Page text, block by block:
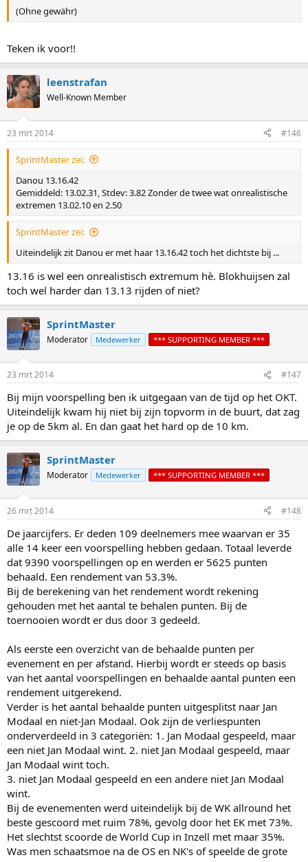
(Ohne gewähr)
Teken ik voor!!
leenstrafan
Well-Known Member
23 mrt 2014 #146
SprintMaster zei:
Danou 13.16.42
Gemiddeld: 13.02.31, Stdev: 3.82 Zonder de twee wat onrealistische
extremen 13.02.10 en 2.50
SprintMaster zei:
Uiteindelijk zit Danou er met haar 13.16.42 toch het dichtste bij ...
13.16 is wel een onrealistisch extremum hè. Blokhuijsen zal
toch wel harder dan 13.13 rijden of niet?
SprintMaster
Moderator Medewerker *** SUPPORTING MEMBER ***
23 mrt 2014 #147
Bij mijn voorspelling ben ik uitgegaan van de tijd op het OKT.
Uiteindelijk kwam hij niet bij zijn topvorm in de buurt, dat zag
je op de 5km al. En dan gaat het hard op de 10 km.
SprintMaster
Moderator Medewerker *** SUPPORTING MEMBER ***
26 mrt 2014 #148
De jaarcijfers. Er deden 109 deelnemers mee waarvan er 35
alle 14 keer een voorspelling hebben gedaan. Totaal leverde
dat 9390 voorspellingen op en werden er 5625 punten
behaald. Een rendement van 53.3%.
Bij de berekening van het rendement wordt rekening
gehouden met het aantal te behalen punten. Bij de
toernooien wordt er dus door 3 gedeeld.
Als eerste een overzicht van de behaalde punten per
evenement en per afstand. Hierbij wordt er steeds op basis
van het aantal voorspellingen en behaalde aantal punten een
rendement uitgerekend.
Verder is het aantal behaalde punten uitgesplitst naar Jan
Modaal en niet-Jan Modaal. Ook zijn de verliespunten
onderverdeeld in 3 categoriën: 1. Jan Modaal gespeeld, maar
een niet Jan Modaal wint. 2. niet Jan Modaal gespeeld, maar
Jan Modaal wint toch.
3. niet Jan Modaal gespeeld en een andere niet Jan Modaal
wint.
Bij de evenementen werd uiteindelijk bij de WK allround het
beste gescoord met ruim 78%, gevolg door het EK met 73%.
Het slechtst scoorde de World Cup in Inzell met maar 35%.
Was men schaatsmoe na de OS en NK's of speelde de grote